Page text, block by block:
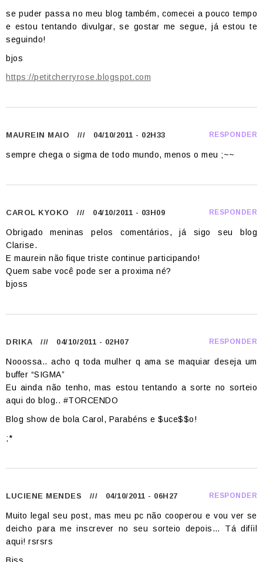
se puder passa no meu blog também, comecei a pouco tempo
e estou tentando divulgar, se gostar me segue, já estou te
seguindo!
bjos
https://petitcherryrose.blogspot.com
MAUREIN MAIO /// 04/10/2011 - 02H33 RESPONDER
sempre chega o sigma de todo mundo, menos o meu ;~~
CAROL KYOKO /// 04/10/2011 - 03H09 RESPONDER
Obrigado meninas pelos comentários, já sigo seu blog
Clarise.
E maurein não fique triste continue participando!
Quem sabe você pode ser a proxima né?
bjoss
DRIKA /// 04/10/2011 - 02H07 RESPONDER
Nooossa.. acho q toda mulher q ama se maquiar deseja um
buffer “SIGMA”
Eu ainda não tenho, mas estou tentando a sorte no sorteio
aqui do blog.. #TORCENDO
Blog show de bola Carol, Parabéns e $uce$$o!
;*
LUCIENE MENDES /// 04/10/2011 - 06H27 RESPONDER
Muito legal seu post, mas meu pc não cooperou e vou ver se
deicho para me inscrever no seu sorteio depois… Tá difíil
aqui! rsrsrs
Bjss